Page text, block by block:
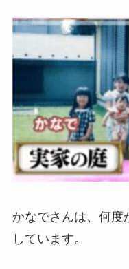
かなでさんは、何度
しています。